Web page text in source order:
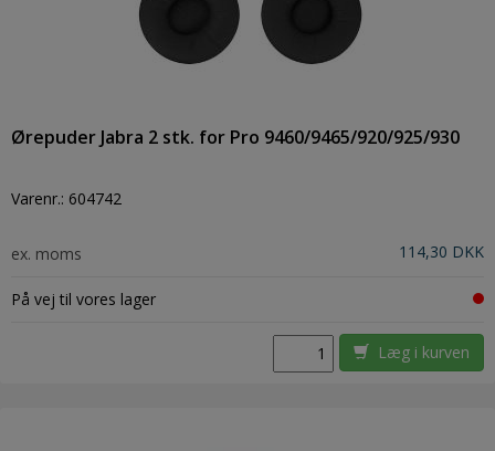
Ørepuder Jabra 2 stk. for Pro 9460/9465/920/925/930
Varenr.: 604742
ex. moms 114,30 DKK
På vej til vores lager
Læg i kurven